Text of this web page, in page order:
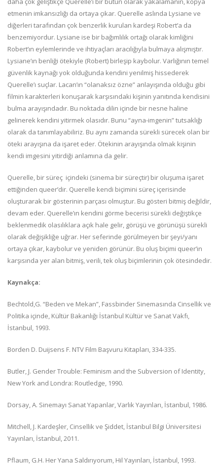
etmenin imkansızlığı da ortaya çıkar. Querelle aslında Lysiane ve
diğerleri tarafından çok benzerlik kurulan kardeşi Robert’a da
benzemiyordur. Lysiane ise bir bağımlılık ortağı olarak kimliğini
Robert’ın eylemlerinde ve ihtiyaçları aracılığıyla bulmaya alışmıştır.
Lysiane’ın benliği ötekiyle (Robert) birleşip kaybolur. Varlığının temel
güvenlik kaynağı yok olduğunda kendini yenilmiş hissederek
Querelle’ı suçlar. Lacan’ın “olanaksız özne” anlayışında olduğu gibi
filmin karakterleri konuşarak karşısındaki kişinin yanıtında kendisini
bulma arayışındadır. Bu noktada dilin içinde bir nesne haline
gelinerek kendini yitirmek olasıdır. Bunu “ayna-imgenin” tutsaklığı
olarak da tanımlayabiliriz. Bu aynı zamanda sürekli sürecek olan bir
öteki arayışına da işaret eder. Ötekinin arayışında olmak kişinin
kendi imgesini yitirdiği anlamına da gelir.
Querelle, bir süreç içindeki (sinema bir süreçtir) bir oluşuma işaret
ettiğinden queer’dir. Querelle kendi biçimini süreç içerisinde
oluşturarak bir gösterinin parçası olmuştur. Bu gösteri bitmiş değildir,
devam eder. Querelle’ın kendini görme becerisi sürekli değiştikçe
beklenmedik olasılıklara açık hale gelir, görüşü ve görünüşü sürekli
olarak değişikliğe uğrar. Her seferinde görülmeyen bir şeyi/yanı
ortaya çıkar, kaybolur ve yeniden görünür. Bu oluş biçimi queer’in
karşısında yer alan bitmiş, verili, tek oluş biçimlerinin çok ötesindedir.
Kaynakça:
Bechtold,G. “Beden ve Mekan”, Fassbinder Sinemasında Cinsellik ve
Politika içinde, Kültür Bakanlığı İstanbul Kültür ve Sanat Vakfı,
İstanbul, 1993.
Borden D. Duijsens F. NTV Film Başvuru Kitapları, 334-335.
Butler, J. Gender Trouble: Feminism and the Subversion of Identity,
New York and Londra: Routledge, 1990.
Dorsay, A. Sinemayı Sanat Yapanlar, Varlık Yayınları, İstanbul, 1986.
Mitchell, J. Kardeşler, Cinsellik ve Şiddet, İstanbul Bilgi Üniversitesi
Yayınları, İstanbul, 2011.
Pflaum, G.H. Her Yana Saldırıyorum, Hil Yayınları, İstanbul, 1993.